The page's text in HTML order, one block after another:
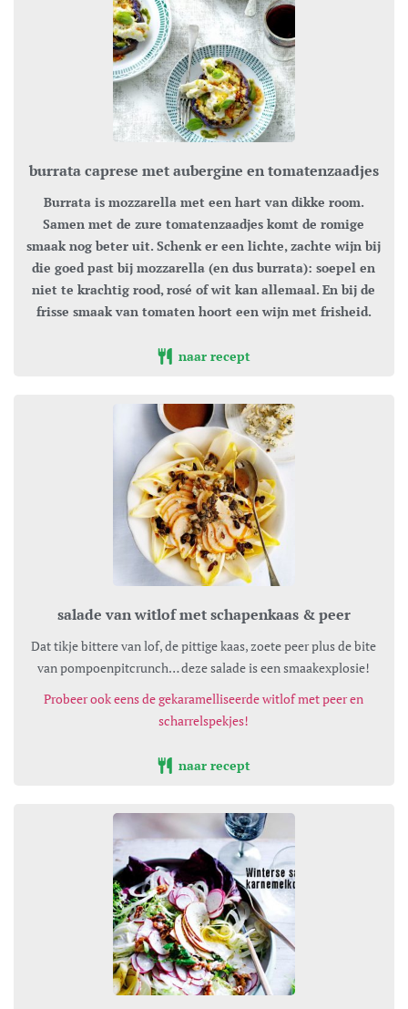
burrata caprese met aubergine en tomatenzaadjes
Burrata is mozzarella met een hart van dikke room.
Samen met de zure tomatenzaadjes komt de romige
smaak nog beter uit. Schenk er een lichte, zachte wijn bij
die goed past bij mozzarella (en dus burrata): soepel en
niet te krachtig rood, rosé of wit kan allemaal. En bij de
frisse smaak van tomaten hoort een wijn met frisheid.
naar recept
salade van witlof met schapenkaas & peer
Dat tikje bittere van lof, de pittige kaas, zoete peer plus de bite
van pompoenpitcrunch… deze salade is een smaakexplosie!
Probeer ook eens de gekaramelliseerde witlof met peer en
scharrelspekjes!
naar recept